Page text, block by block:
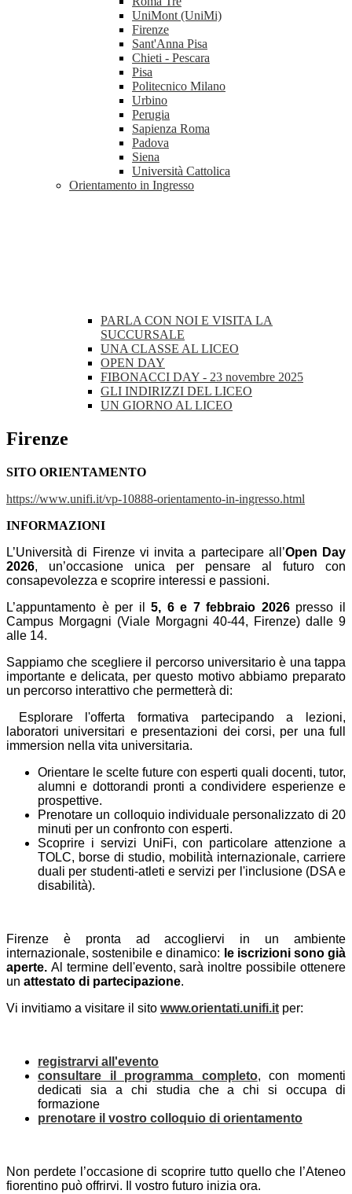
UniMont (UniMi)
Firenze
Sant'Anna Pisa
Chieti - Pescara
Pisa
Politecnico Milano
Urbino
Perugia
Sapienza Roma
Padova
Siena
Università Cattolica
Orientamento in Ingresso
PARLA CON NOI E VISITA LA
SUCCURSALE
UNA CLASSE AL LICEO
OPEN DAY
FIBONACCI DAY - 23 novembre 2025
GLI INDIRIZZI DEL LICEO
UN GIORNO AL LICEO
Firenze
SITO ORIENTAMENTO
https://www.unifi.it/vp-10888-orientamento-in-ingresso.html
INFORMAZIONI
L’Università di Firenze vi invita a partecipare all’Open Day
2026, un’occasione unica per pensare al futuro con
consapevolezza e scoprire interessi e passioni.
L’appuntamento è per il5, 6 e 7 febbraio 2026presso il
Campus Morgagni (Viale Morgagni 40-44, Firenze) dalle 9
alle 14.
Sappiamo che scegliere il percorso universitario è una tappa
importante e delicata, per questo motivo abbiamo preparato
un percorso interattivo che permetterà di:
Esplorare l'offerta formativa partecipando a lezioni,
laboratori universitari e presentazioni dei corsi, per una full
immersion nella vita universitaria.
Orientare le scelte future con esperti quali docenti, tutor,
alumni e dottorandi pronti a condividere esperienze e
prospettive.
Prenotare un colloquio individuale personalizzato di 20
minuti per un confronto con esperti.
Scoprire i servizi UniFi, con particolare attenzione a
TOLC, borse di studio, mobilità internazionale, carriere
duali per studenti-atleti e servizi per l'inclusione (DSA e
disabilità).
Firenze è pronta ad accogliervi in un ambiente
internazionale, sostenibile e dinamico: le iscrizioni sono già
aperte. Al termine dell'evento, sarà inoltre possibile ottenere
un attestato di partecipazione.
Vi invitiamo a visitare il sito www.orientati.unifi.it per:
registrarvi all'evento
consultare il programma completo, con momenti
dedicati sia a chi studia che a chi si occupa di
formazione
prenotare il vostro colloquio di orientamento
Non perdete l’occasione di scoprire tutto quello che l’Ateneo
fiorentino può offrirvi. Il vostro futuro inizia ora.